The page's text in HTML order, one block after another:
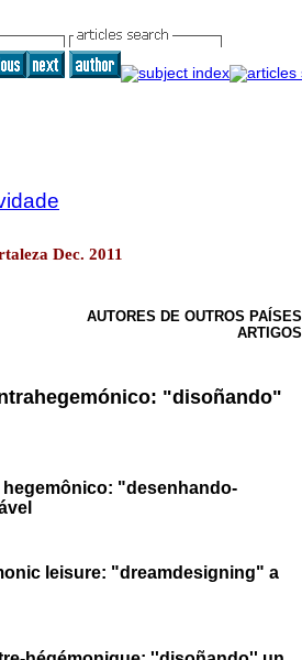
Dec. 2011
AUTORES DE OUTROS PAÍSES
ARTIGOS
"disoñando"
"desenhando-
leisure: "dreamdesigning" a